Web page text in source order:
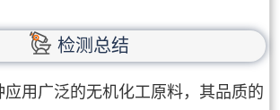
检测总结
用广泛的无机化工原料，其品质的